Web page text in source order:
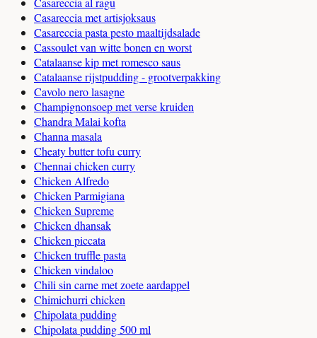
Casareccia met artisjoksaus
Casareccia pasta pesto maaltijdsalade
Cassoulet van witte bonen en worst
Catalaanse kip met romesco saus
Catalaanse rijstpudding - grootverpakking
Cavolo nero lasagne
Champignonsoep met verse kruiden
Chandra Malai kofta
Channa masala
Cheaty butter tofu curry
Chennai chicken curry
Chicken Alfredo
Chicken Parmigiana
Chicken Supreme
Chicken dhansak
Chicken piccata
Chicken truffle pasta
Chicken vindaloo
Chili sin carne met zoete aardappel
Chimichurri chicken
Chipolata pudding
Chipolata pudding 500 ml